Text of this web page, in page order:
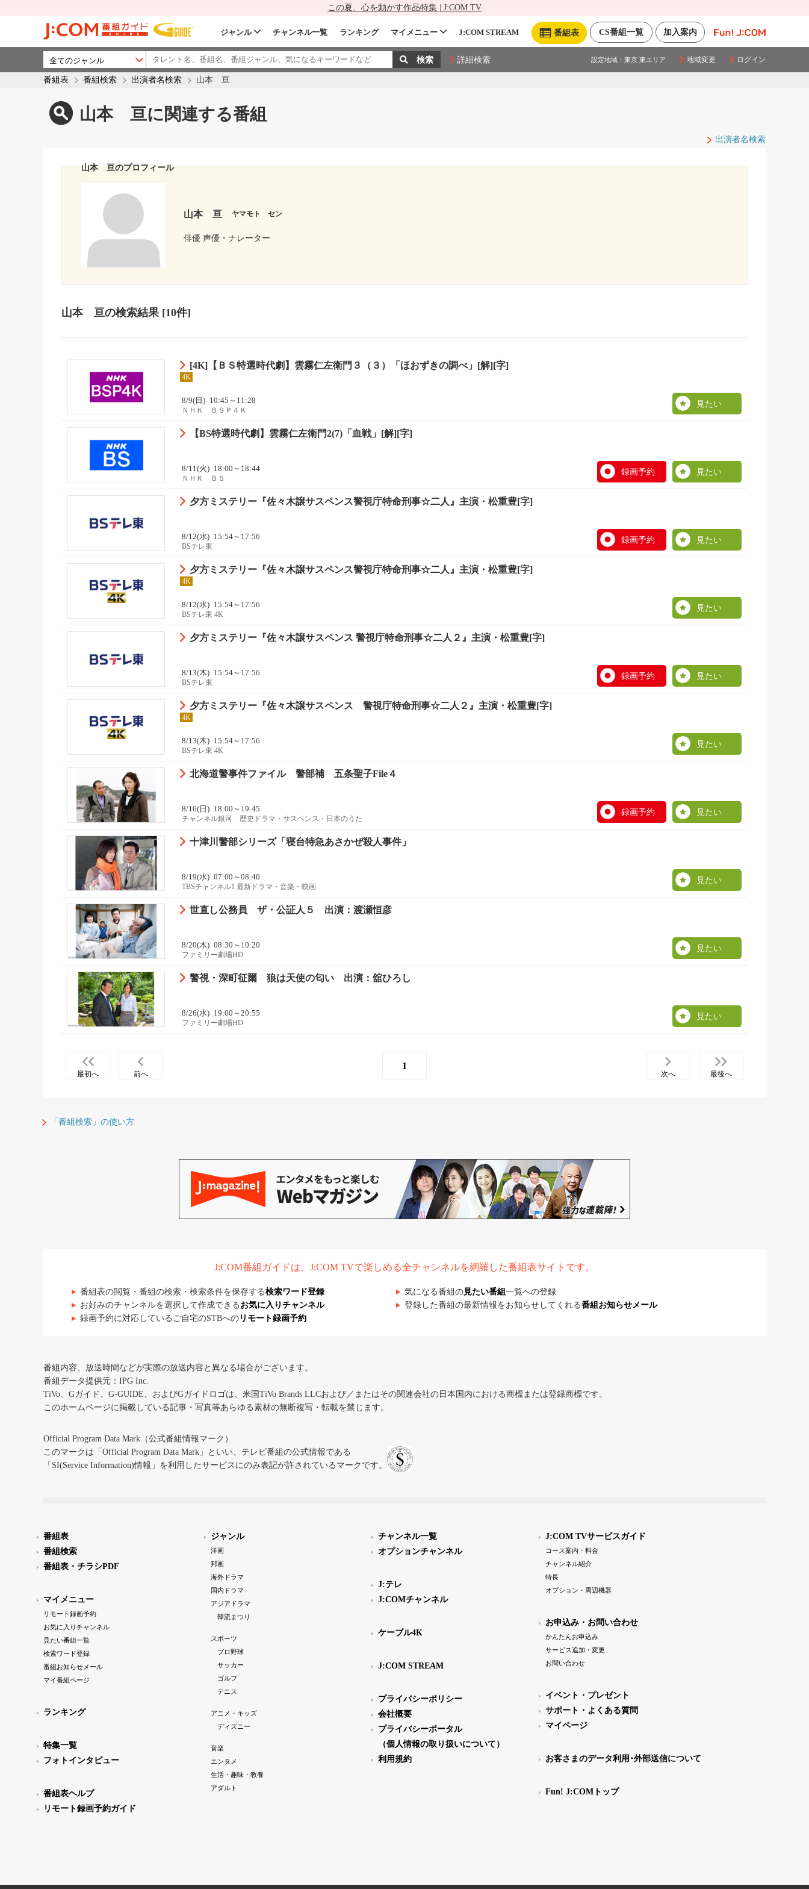
この夏、心を動かす作品特集 | J:COM TV
加入案内
CS番組一覧
番組表
ジャンル チャンネル一覧 ランキング マイメニュー J:COM STREAM
詳細検索 設定地域： 東京 東エリア 地域変更 ログイン
番組表 番組検索 出演者名検索 山本 亘
山本 亘に関連する番組
出演者名検索
山本 亘のプロフィール
山本 亘 ヤマモト セン
俳優 声優・ナレーター
山本 亘の検索結果[10件]
[4K]【ＢＳ特選時代劇】雲霧仁左衛門３（３）「ほおずきの調べ」[解][字]
4K
8/9(日) 10:45～11:28
ＮＨＫ ＢＳＰ４Ｋ
見たい
【BS特選時代劇】雲霧仁左衛門2(7)「血戦」[解][字]
8/11(火) 18:00～18:44
ＮＨＫ ＢＳ
録画予約 見たい
夕方ミステリー『佐々木譲サスペンス警視庁特命刑事☆二人』主演・松重豊[字]
8/12(水) 15:54～17:56
BSテレ東
録画予約 見たい
夕方ミステリー『佐々木譲サスペンス警視庁特命刑事☆二人』主演・松重豊[字]
4K
8/12(水) 15:54～17:56
BSテレ東 4K
見たい
夕方ミステリー『佐々木譲サスペンス 警視庁特命刑事☆二人２』主演・松重豊[字]
8/13(木) 15:54～17:56
BSテレ東
録画予約 見たい
夕方ミステリー『佐々木譲サスペンス 警視庁特命刑事☆二人２』主演・松重豊[字]
4K
8/13(木) 15:54～17:56
BSテレ東 4K
見たい
北海道警事件ファイル 警部補 五条聖子File４
8/16(日) 18:00～19:45
チャンネル銀河 歴史ドラマ・サスペンス・日本のうた
録画予約 見たい
十津川警部シリーズ「寝台特急あさかぜ殺人事件」
8/19(水) 07:00～08:40
TBSチャンネル1 最新ドラマ・音楽・映画
見たい
世直し公務員 ザ・公証人５ 出演：渡瀬恒彦
8/20(木) 08:30～10:20
ファミリー劇場HD
見たい
警視・深町征爾 狼は天使の匂い 出演：舘ひろし
8/26(水) 19:00～20:55
ファミリー劇場HD
見たい
最初へ 前へ
1
次へ 最後へ
「番組検索」の使い方
J:COM番組ガイドは、J:COM TVで楽しめる全チャンネルを網羅した番組表サイトです。
番組表の閲覧・番組の検索・検索条件を保存する検索ワード登録 気になる番組の見たい番組 一覧への登録
お好みのチャンネルを選択して作成できる お気に入りチャンネル 登録した番組の最新情報をお知らせしてくれる番組お知らせメール
録画予約に対応しているご自宅のSTBへの リモート録画予約
番組内容、放送時間などが実際の放送内容と異なる場合がございます。
番組データ提供元：IPG Inc.
TiVo、Gガイド、G-GUIDE、およびGガイドロゴは、米国TiVo Brands LLCおよび／またはその関連会社の日本国内における商標または登録商標です。
このホームページに掲載している記事・写真等あらゆる素材の無断複写・転載を禁じます。
Official Program Data Mark（公式番組情報マーク）
このマークは「Official Program Data Mark」といい、テレビ番組の公式情報である
「SI(Service Information)情報」を利用したサービスにのみ表記が許されているマークです。
番組表
番組検索
番組表・チラシPDF
マイメニュー
リモート録画予約
お気に入りチャンネル
見たい番組一覧
検索ワード登録
番組お知らせメール
マイ番組ページ
ランキング
特集一覧
フォトインタビュー
番組表ヘルプ
リモート録画予約ガイド
ジャンル
洋画
邦画
海外ドラマ
国内ドラマ
アジアドラマ
韓流まつり
スポーツ
プロ野球
サッカー
ゴルフ
テニス
アニメ・キッズ
ディズニー
音楽
エンタメ
生活・趣味・教養
アダルト
チャンネル一覧
オプションチャンネル
J:テレ
J:COMチャンネル
ケーブル4K
J:COM STREAM
プライバシーポリシー
会社概要
プライバシーポータル
（個人情報の取り扱いについて）
利用規約
J:COM TVサービスガイド
コース案内・料金
チャンネル紹介
特長
オプション・周辺機器
お申込み・お問い合わせ
かんたんお申込み
サービス追加・変更
お問い合わせ
イベント・プレゼント
サポート・よくある質問
マイページ
お客さまのデータ利用･外部送信について
Fun! J:COMトップ